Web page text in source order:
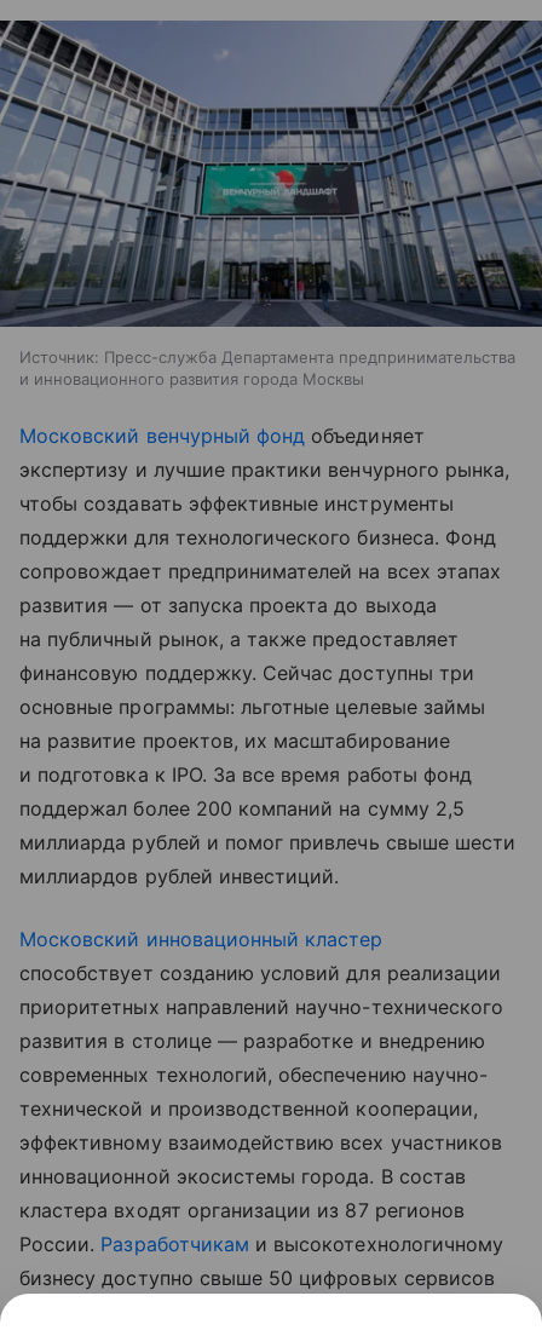
Источник: Пресс-служба Департамента предпринимательства
и инновационного развития города Москвы
Московский венчурный фонд объединяет
экспертизу и лучшие практики венчурного рынка,
чтобы создавать эффективные инструменты
поддержки для технологического бизнеса. Фонд
сопровождает предпринимателей на всех этапах
развития — от запуска проекта до выхода
на публичный рынок, а также предоставляет
финансовую поддержку. Сейчас доступны три
основные программы: льготные целевые займы
на развитие проектов, их масштабирование
и подготовка к IPO. За все время работы фонд
поддержал более 200 компаний на сумму 2,5
миллиарда рублей и помог привлечь свыше шести
миллиардов рублей инвестиций.
Московский инновационный кластер
способствует созданию условий для реализации
приоритетных направлений научно-технического
развития в столице — разработке и внедрению
современных технологий, обеспечению научно-
технической и производственной кооперации,
эффективному взаимодействию всех участников
инновационной экосистемы города. В состав
кластера входят организации из 87 регионов
России. Разработчикам и высокотехнологичному
бизнесу доступно свыше 50 цифровых сервисов